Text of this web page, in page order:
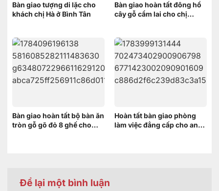
Bàn giao tượng di lặc cho
khách chị Hà ở Bình Tân
Bàn giao hoàn tất đông hồ
cây gỗ cẩm lai cho chị
Bàn giao hoàn tất bộ bàn ăn
tròn gỗ gõ đỏ 8 ghế cho
Hoàn tất bàn giao phòng
làm việc đẳng cấp cho anh
Để lại một bình luận